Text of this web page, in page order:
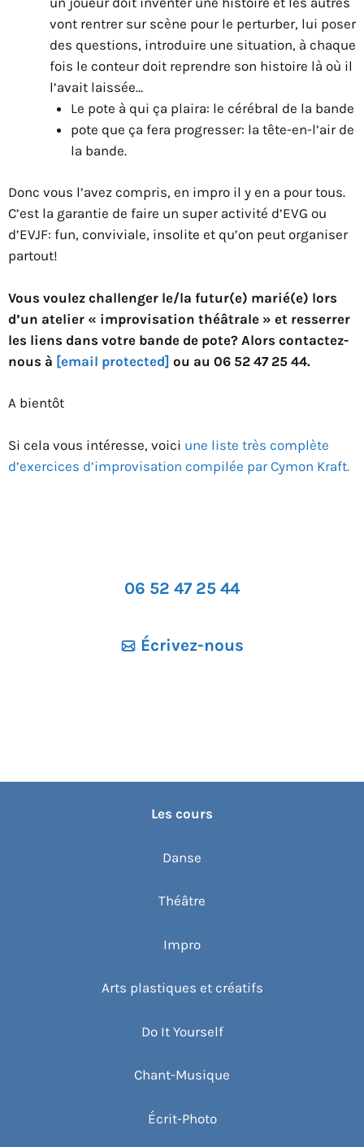
vont rentrer sur scène pour le perturber, lui poser
des questions, introduire une situation, à chaque
fois le conteur doit reprendre son histoire là où il
l’avait laissée…
Le pote à qui ça plaira: le cérébral de la bande
pote que ça fera progresser: la tête-en-l’air de
la bande.
Donc vous l’avez compris, en impro il y en a pour tous.
C’est la garantie de faire un super activité d’EVG ou
d’EVJF: fun, conviviale, insolite et qu’on peut organiser
partout!
Vous voulez challenger le/la futur(e) marié(e) lors
d’un atelier « improvisation théâtrale » et resserrer
les liens dans votre bande de pote? Alors contactez-
nous à [email protected] ou au 06 52 47 25 44.
A bientôt
Si cela vous intéresse, voici une liste très complète
d’exercices d’improvisation compilée par Cymon Kraft.
06 52 47 25 44
Écrivez-nous
Les cours
Danse
Théâtre
Impro
Arts plastiques et créatifs
Do It Yourself
Chant-Musique
Écrit-Photo